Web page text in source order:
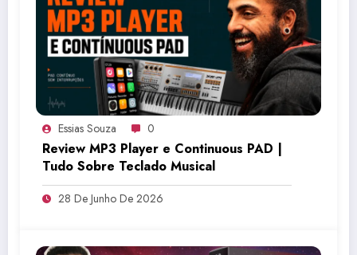
Essias Souza 0
Review MP3 Player e Continuous PAD |
Tudo Sobre Teclado Musical
28 De Junho De 2026